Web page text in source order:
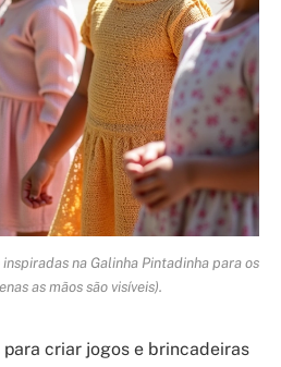
na Galinha Pintadinha para os
as mãos são visíveis).
criar jogos e brincadeiras